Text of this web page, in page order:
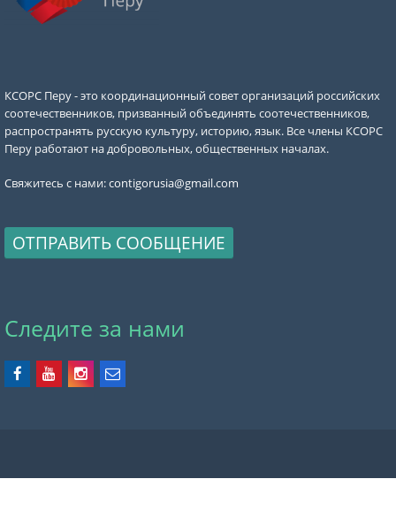
КСОРС Перу - это координационный совет организаций российских
соотечественников, призванный объединять соотечественников,
распространять русскую культуру, историю, язык. Все члены КСОРС
Перу работают на добровольных, общественных началах.
Свяжитесь с нами:contigorusia@gmail.com
ОТПРАВИТЬ СООБЩЕНИЕ
Следите за нами